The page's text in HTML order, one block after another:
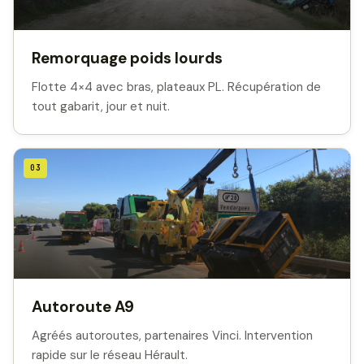
Remorquage poids lourds
Flotte 4×4 avec bras, plateaux PL. Récupération de
tout gabarit, jour et nuit.
03
Autoroute A9
Agréés autoroutes, partenaires Vinci. Intervention
rapide sur le réseau Hérault.